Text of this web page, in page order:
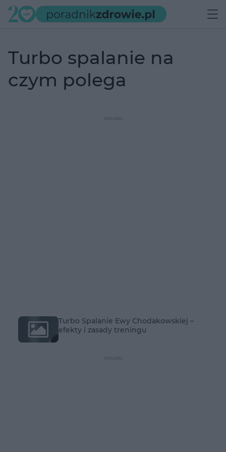
turbo spalanie na
czym polega
Turbo Spalanie Ewy Chodakowskiej –
efekty i zasady treningu